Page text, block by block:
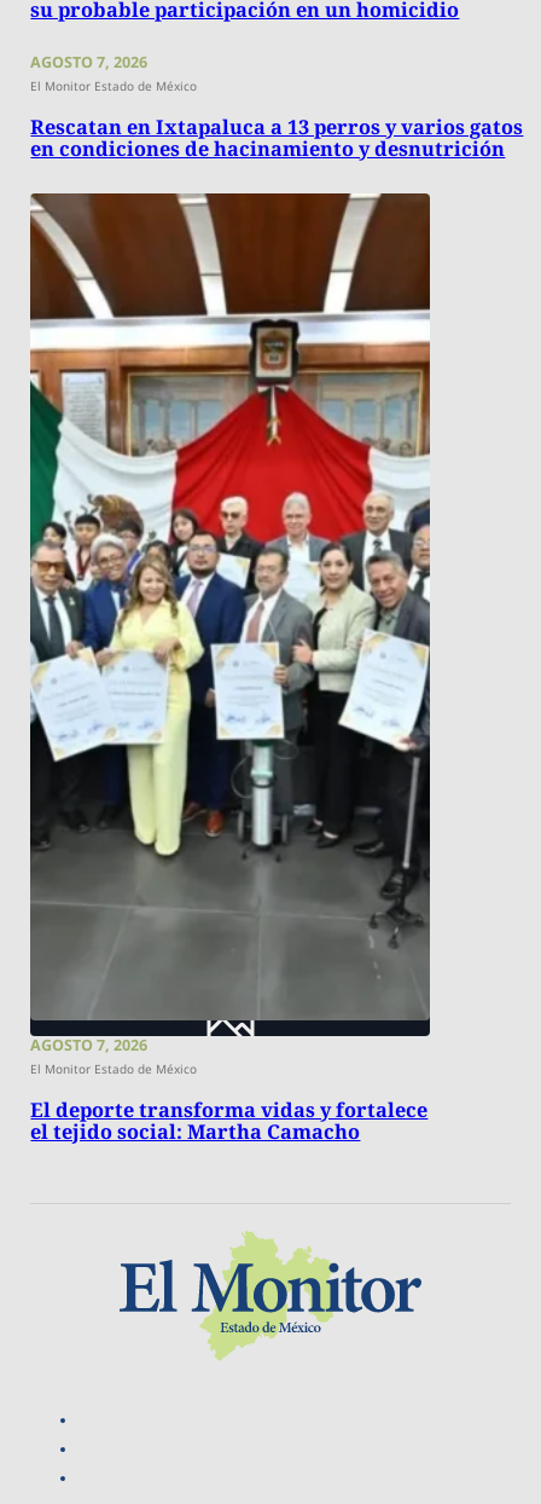
su probable participación en un homicidio
AGOSTO 7, 2026
El Monitor Estado de México
Rescatan en Ixtapaluca a 13 perros y varios gatos
en condiciones de hacinamiento y desnutrición
AGOSTO 7, 2026
El Monitor Estado de México
El deporte transforma vidas y fortalece
el tejido social: Martha Camacho